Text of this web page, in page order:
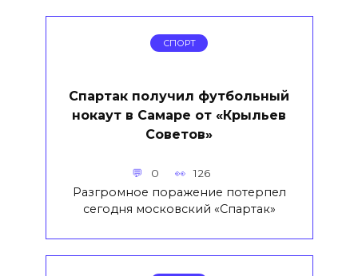
СПОРТ
Спартак получил футбольный
нокаут в Самаре от «Крыльев
Советов»
0 126
Разгромное поражение потерпел
сегодня московский «Спартак»